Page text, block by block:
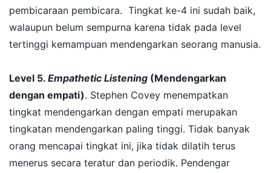
pembicaraan pembicara. Tingkat ke-4 ini sudah baik,
walaupun belum sempurna karena tidak pada level
tertinggi kemampuan mendengarkan seorang manusia.
Level 5. Empathetic Listening (Mendengarkan
dengan empati). Stephen Covey menempatkan
tingkat mendengarkan dengan empati merupakan
tingkatan mendengarkan paling tinggi. Tidak banyak
orang mencapai tingkat ini, jika tidak dilatih terus
menerus secara teratur dan periodik. Pendengar